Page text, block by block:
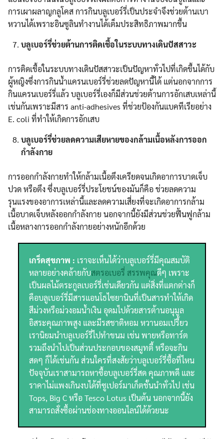
การเผาผลาญกลูโคส การกินบลูเบอร์รี่เป็นประจำจึงช่วยต้านเบา
หวานได้เพราะอินซูลินทำงานได้เต็มประสิทธิภาพมากขึ้น
บลูเบอร์รี่ช่วยต้านการติดเชื้อในระบบทางเดินปัสสาวะ
การติดเชื้อในระบบทางเดินปัสสาวะเป็นปัญหาทั่วไปที่เกิดขึ้นได้กับ
ผู้หญิงซึ่งการกินน้ำแครนเบอร์รี่ช่วยลดปัญหานี้ได้ แต่นอกจากการ
กินแครนเบอร์รี่แล้ว บลูเบอร์รี่เองก็มีส่วนช่วยต้านการอักเสบเหล่านี้
เช่นกันเพราะมีสาร anti-adhesives ที่ช่วยป้องกันแบคทีเรียอย่าง
E. coli ที่ทำให้เกิดการอักเสบ
บลูเบอร์รี่ช่วยลดความเสียหายของกล้ามเนื้อหลังการออก
กำลังกาย
การออกกำลังกายทำให้กล้ามเนื้อตึงเครียดจนเกิดอาการบาดเจ็บ
ปวด หรือตึง ซึ่งบลูเบอร์รี่ประโยชน์ของมันก็คือ ช่วยลดความ
รุนแรงของอาการเหล่านี้และลดความเสี่ยงที่จะเกิดอาการกล้าม
เนื้อบาดเจ็บหลังออกกำลังกาย นอกจากนี้ยังมีส่วนช่วยฟื้นฟูกล้าม
เนื้อหลางการออกกำลังกายอย่างหนักอีกด้วย
เกร็ดสุขภาพ : เราจะเห็นได้ว่าบลูเบอร์รี่มีคุณสมบัติ
หลายอย่างคล้ายกับสตรอเบอรี่ สรรพคุณดีๆ เพราะ
เป็นผลไม้ตระกูลเบอร์รี่เช่นเดียวกัน แต่สิ่งที่แตกต่างก็
คือบลูเบอร์รี่มีสารแอนโธไซยานินที่เป็นสารทำให้เกิด
สีม่วงหรือม่วงอมน้ำเงิน อุดมไปด้วยสารต้านอนุมูล
อิสระคุณภาพสูง และมีรสชาติหอม หวานอมเปรี้ยว
เรานิยมนำบลูเบอร์รี่ไปทำขนม เช่น พายหรือทาร์ต
รวมถึงนำไปเป็นส่วนประกอบของสมูทตี้ หรือจะกิน
สดๆ ก็ได้เช่นกัน ส่วนใครที่สงสัยว่าบลูเบอร์รี่ซื้อที่ไหน
ปัจจุบันเราสามารถหาซื้อบลูเบอร์รี่สด คุณภาพดี และ
ราคาไม่แพงเกินงบได้ที่ซูเปอร์มาเก็ตชั้นนำทั่วไป เช่น
Tops, Big C หรือ Tesco Lotus เป็นต้น นอกจากนี้ยัง
สามารถสั่งซื้อผ่านช่องทางออนไลน์ได้ด้วยนะ